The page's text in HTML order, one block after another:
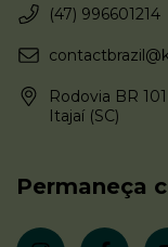
(47) 996601214
Rodovia BR
Itajaí (SC)
Permaneça